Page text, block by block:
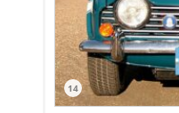
14